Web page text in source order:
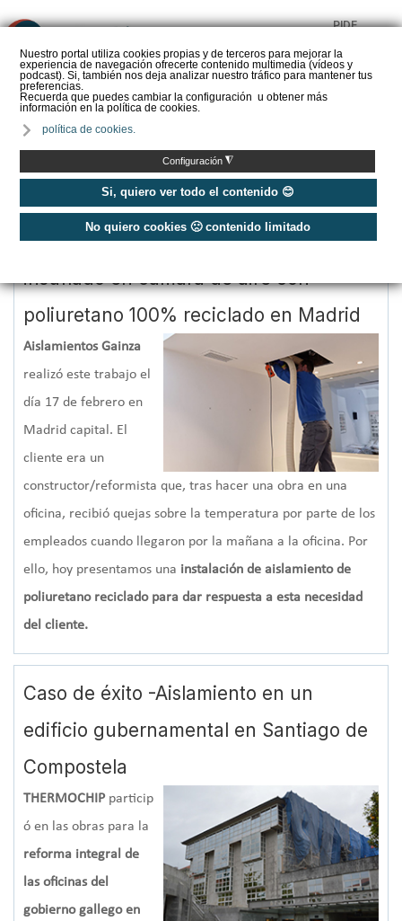
Nuestro portal utiliza cookies propias y de terceros para mejorar la
experiencia de navegación ofrecerte contenido multimedia (vídeos y
podcast). Si, también nos deja analizar nuestro tráfico para mantener tus
preferencias.
Recuerda que puedes cambiar la configuración u obtener más
información en la política de cookies.
política de cookies.
Configuración ◮
Si, quiero ver todo el contenido 😊
No quiero cookies 🙁 contenido limitado
PIDE
CALORYFRIO
Inicio
Casos de éxito de aislamiento
Caso de éxito - Aislamiento mediante
insuflado en cámara de aire con
poliuretano 100% reciclado en Madrid
Aislamientos Gainza
realizó este trabajo el
día 17 de febrero en
Madrid capital. El
cliente era un
constructor/reformista que, tras hacer una obra en una
oficina, recibió quejas sobre la temperatura por parte de los
empleados cuando llegaron por la mañana a la oficina. Por
ello, hoy presentamos una instalación de aislamiento de
poliuretano reciclado para dar respuesta a esta necesidad
del cliente.
Caso de éxito -Aislamiento en un
edificio gubernamental en Santiago de
Compostela
THERMOCHIP particip
ó en las obras para la
reforma integral de
las oficinas del
gobierno gallego en